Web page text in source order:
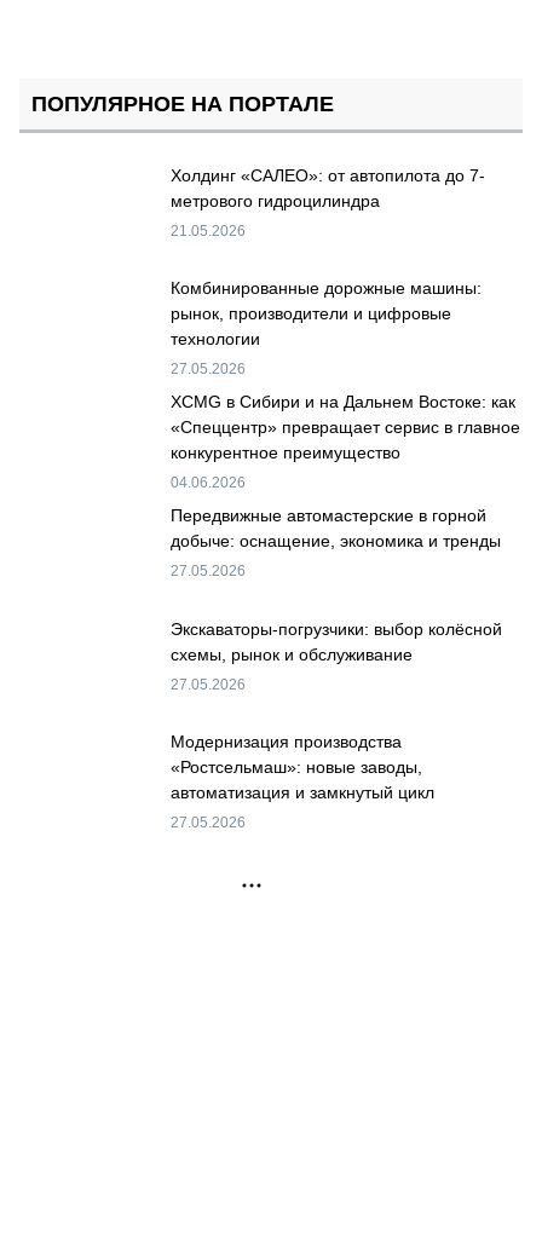
ПОПУЛЯРНОЕ НА ПОРТАЛЕ
Холдинг «САЛЕО»: от автопилота до 7-
метрового гидроцилиндра
21.05.2026
Комбинированные дорожные машины:
рынок, производители и цифровые
технологии
27.05.2026
XCMG в Сибири и на Дальнем Востоке: как
«Спеццентр» превращает сервис в главное
конкурентное преимущество
04.06.2026
Передвижные автомастерские в горной
добыче: оснащение, экономика и тренды
27.05.2026
Экскаваторы-погрузчики: выбор колёсной
схемы, рынок и обслуживание
27.05.2026
Модернизация производства
«Ростсельмаш»: новые заводы,
автоматизация и замкнутый цикл
27.05.2026